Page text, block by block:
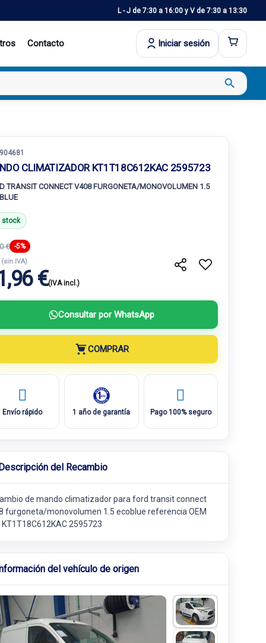
L - J de 7:30 a 16:00 y V de 7:30 a 13:30
Contacto Iniciar sesión
search
CLIMATIZADOR KT1T18C612KAC 2595723
TRANSIT CONNECT V408 FURGONETA/MONOVOLUMEN 1.5
stock
€ -5%
(sin IVA)
€(IVA incl.)
Consultar por WhatsApp
COMPRAR
Envío rápido 1 año de garantía Pago 100% seguro
del Recambio
de mando climatizador para ford transit connect
furgoneta/monovolumen 1.5 ecoblue referencia OEM
KT1T18C612KAC 2595723
del vehículo de origen